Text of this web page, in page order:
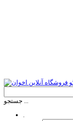
جستجو ...
.